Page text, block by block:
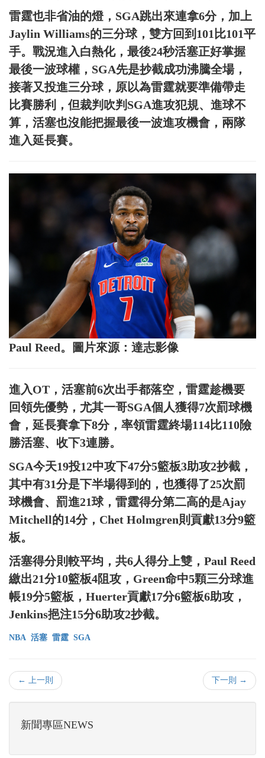
雷霆也非省油的燈，SGA跳出來連拿6分，加上
Jaylin Williams的三分球，雙方回到101比101平
手。戰況進入白熱化，最後24秒活塞正好掌握
最後一波球權，SGA先是抄截成功沸騰全場，
接著又投進三分球，原以為雷霆就要準備帶走
比賽勝利，但裁判吹判SGA進攻犯規、進球不
算，活塞也沒能把握最後一波進攻機會，兩隊
進入延長賽。
Paul Reed。圖片來源：達志影像
進入OT，活塞前6次出手都落空，雷霆趁機要
回領先優勢，尤其一哥SGA個人獲得7次罰球機
會，延長賽拿下8分，率領雷霆終場114比110險
勝活塞、收下3連勝。
SGA今天19投12中攻下47分5籃板3助攻2抄截，
其中有31分是下半場得到的，也獲得了25次罰
球機會、罰進21球，雷霆得分第二高的是Ajay
Mitchell的14分，Chet Holmgren則貢獻13分9籃
板。
活塞得分則較平均，共6人得分上雙，Paul Reed
繳出21分10籃板4阻攻，Green命中5顆三分球進
帳19分5籃板，Huerter貢獻17分6籃板6助攻，
Jenkins挹注15分6助攻2抄截。
NBA 活塞 雷霆 SGA
← 上一則 下一則 →
新聞專區NEWS